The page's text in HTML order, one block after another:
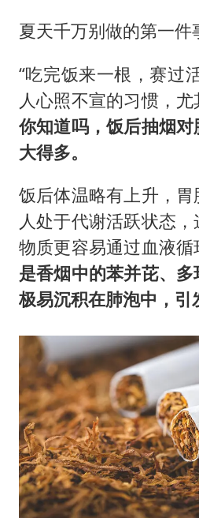
夏天千万别做的第一件
“吃完饭来一根，赛过
人心照不宣的习惯，
你知道吗，饭后抽烟
大得多。
饭后体温略有上升，
人处于代谢活跃状态
物质更容易通过血液循
是香烟中的苯并芘、多
极易沉积在肺泡中，引